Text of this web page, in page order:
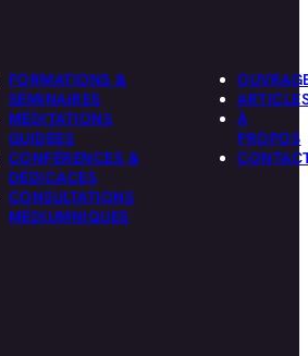
FORMATIONS &
SÉMINAIRES
MÉDITATIONS
GUIDÉES
CONFÉRENCES &
DÉDICACES
CONSULTATIONS
MÉDIUMNIQUES
À
PROPOS